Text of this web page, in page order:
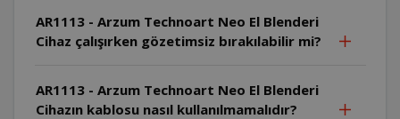
AR1113 - Arzum Technoart Neo El Blenderi
Cihaz çalışırken gözetimsiz bırakılabilir mi?
AR1113 - Arzum Technoart Neo El Blenderi
Cihazın kablosu nasıl kullanılmamalıdır?